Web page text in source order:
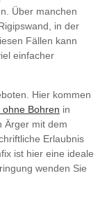
Über manchen
in der
Fällen kann
einfacher
Hier kommen
ohne Bohren in
Ärger mit dem
Erlaubnis
ist hier eine ideale
wenden Sie